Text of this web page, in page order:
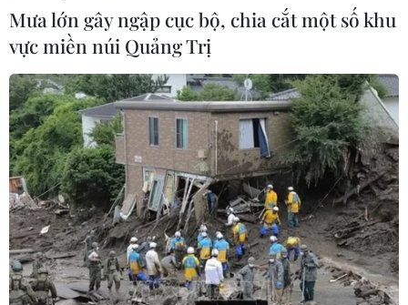
Mưa lớn gây ngập cục bộ, chia cắt một số khu
vực miền núi Quảng Trị